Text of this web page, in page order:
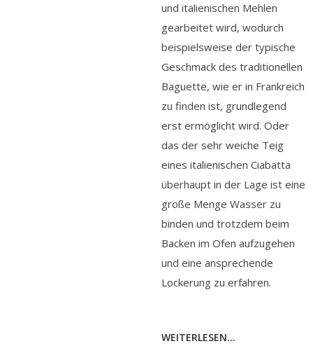
und italienischen Mehlen
gearbeitet wird, wodurch
beispielsweise der typische
Geschmack des traditionellen
Baguette, wie er in Frankreich
zu finden ist, grundlegend
erst ermöglicht wird. Oder
das der sehr weiche Teig
eines italienischen Ciabatta
überhaupt in der Lage ist eine
große Menge Wasser zu
binden und trotzdem beim
Backen im Ofen aufzugehen
und eine ansprechende
Lockerung zu erfahren.
WEITERLESEN...